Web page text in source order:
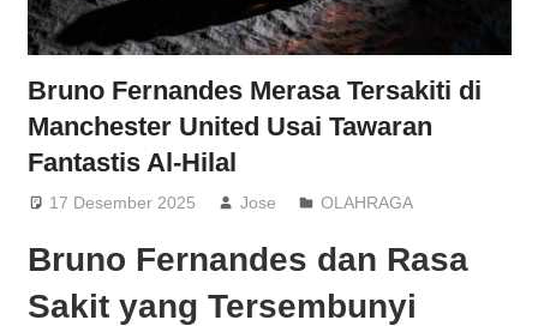
Bruno Fernandes Merasa Tersakiti di
Manchester United Usai Tawaran
Fantastis Al-Hilal
17 Desember 2025 Jose OLAHRAGA
Bruno Fernandes dan Rasa
Sakit yang Tersembunyi